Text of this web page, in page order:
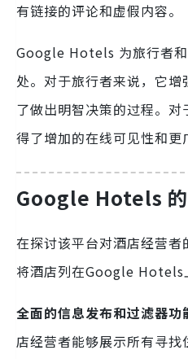
有链接的评论和虚假内容。
Google Hotels 为旅行者
处。对于旅行者来说，它
了做出明智决策的过程。
得了增加的在线可见性和更
Google Hotels
在探讨该平台对酒店经营
将酒店列在Google Hotels
全面的信息发布和过滤器功
店经营者能够展示所有寻